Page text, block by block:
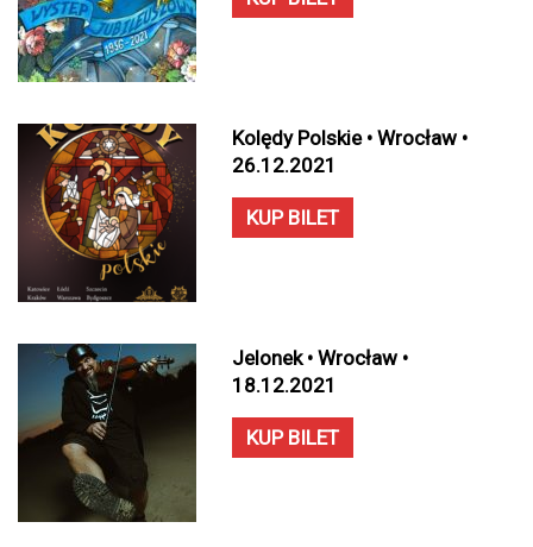
Kolędy Polskie • Wrocław •
26.12.2021
KUP BILET
Jelonek • Wrocław •
18.12.2021
KUP BILET